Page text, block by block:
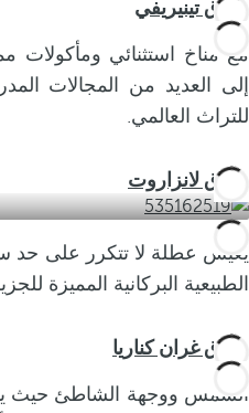
فنادق تينيريفي
مع مناخ استثنائي ومأكولات
إلى العديد من المجالات
للتراث العالمي.
فنادق لانزاروت
يعيش عطلة لا تتكرر على حد
الطبيعية البركانية المميزة
فنادق غران كناريا
الشمس ووجهة الشاطئ حيث